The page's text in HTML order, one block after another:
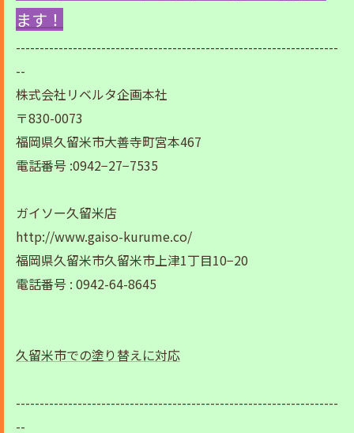
ます！
--------------------------------------------------------------------
--
株式会社リベルタ企画本社
〒830-0073
福岡県久留米市大善寺町宮本467
電話番号 :0942−27−7535
ガイソー久留米店
http://www.gaiso-kurume.co/
福岡県久留米市久留米市上津1丁目10−20
電話番号 : 0942-64-8645
久留米市での塗り替えに対応
--------------------------------------------------------------------
--